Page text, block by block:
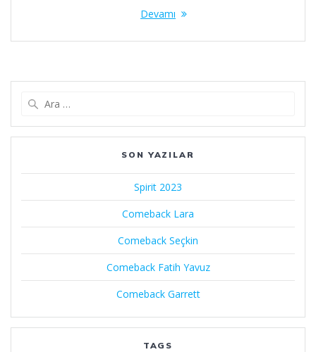
Devamı
SON YAZILAR
Spirit 2023
Comeback Lara
Comeback Seçkin
Comeback Fatih Yavuz
Comeback Garrett
TAGS